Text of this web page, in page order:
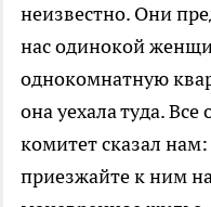
неизвестно. Они
нас одинокой
однокомнатную
она уехала туда.
комитет сказал
приезжайте к ним